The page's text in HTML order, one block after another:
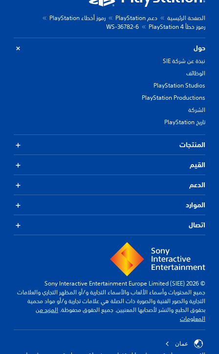
الصفحة الرئيسية دعم PlayStation
رموز أخطاء PlayStation
رموز خطأ PlayStation 4
WS-36782-6
حول
نبذة عن شركة SIE
الوظائف
PlayStation Studios
PlayStation Productions
الشركة
تاريخ PlayStation
المنتجات
القيم
الدعم
الموارد
اتصال
© 2026 Sony Interactive Entertainment Europe Limited (SIEE)
جميع المحتويات وأسماء الألعاب والأسماء التجارية و/أو المظهر التجاري والعلامات
التجارية والصور الفنية والصورة ذات الصلة هي علامات تجارية و/أو مواد محمية
بحقوق الطبع والنشر لأصحابها المعنيين. جميع الحقوق محفوظة. المزيد من
المعلومات
عمان